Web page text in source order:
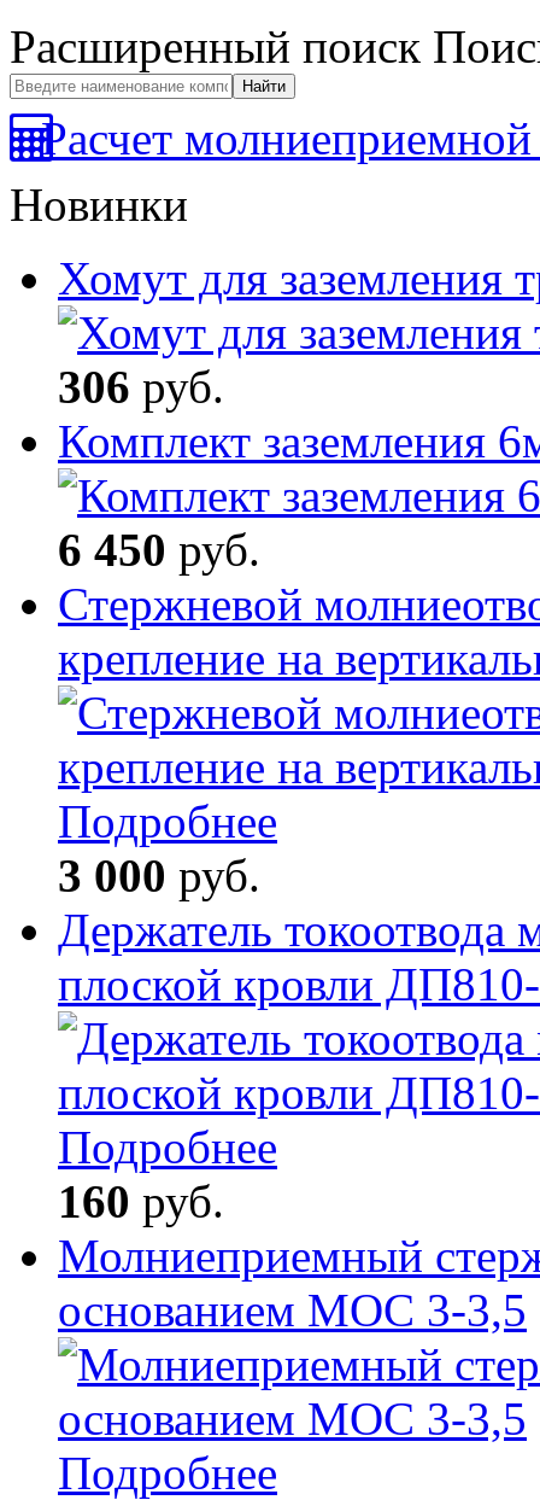
Расширенный поиск
Расчет
Новинки
Хомут для заземления
306 руб.
Комплект заземления
6 450 руб.
Стержневой
крепление на
Подробнее
3 000 руб.
Держатель токоотвода
плоской кровли
Подробнее
160 руб.
Молниеприемный
основанием МОС 3-3,5
Подробнее